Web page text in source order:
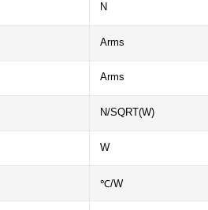
N
Arms
Arms
N/SQRT(W)
W
℃/W